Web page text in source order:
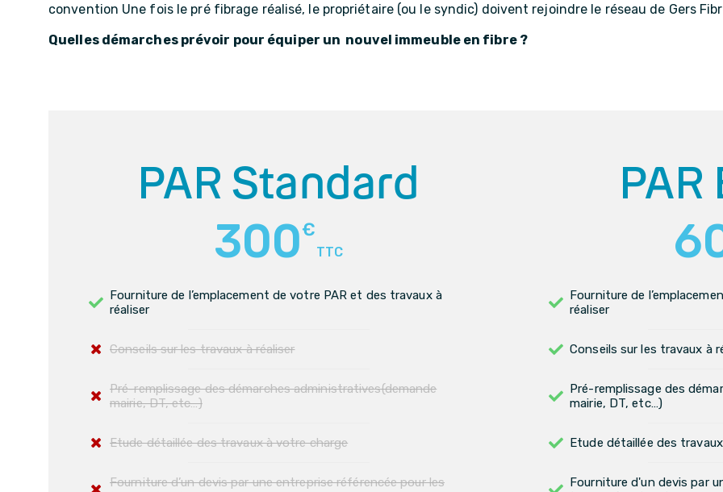
convention Une fois le pré fibrage réalisé, le propriétaire (ou le syndic) doivent rejoindre le réseau de Gers
Quelles démarches prévoir pour équiper un nouvel immeuble en fibre ?
PAR Standard
300€
TTC
Fourniture de l’emplacement de votre PAR et des travaux à
réaliser
Conseils sur les travaux à réaliser
Pré-remplissage des démarches administratives(demande
mairie, DT, etc…)
Etude détaillée des travaux à votre charge
Fourniture d’un devis par une entreprise référencée pour les
PAR
Fourniture de
réaliser
Conseils sur les travaux à
Pré-remplissage des
mairie, DT, etc…)
Etude détaillée des
Fourniture d'un devis par